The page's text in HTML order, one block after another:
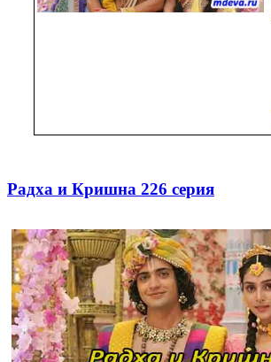
Радха и Кришна 226 серия